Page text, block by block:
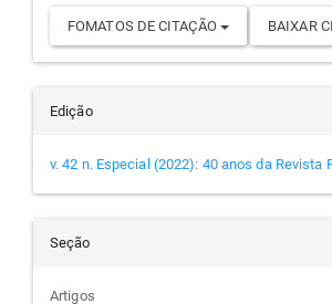
FOMATOS DE CITAÇÃO BAIXAR
Edição
v. 42 n. Especial (2022): 40 anos da Revista
Seção
Artigos